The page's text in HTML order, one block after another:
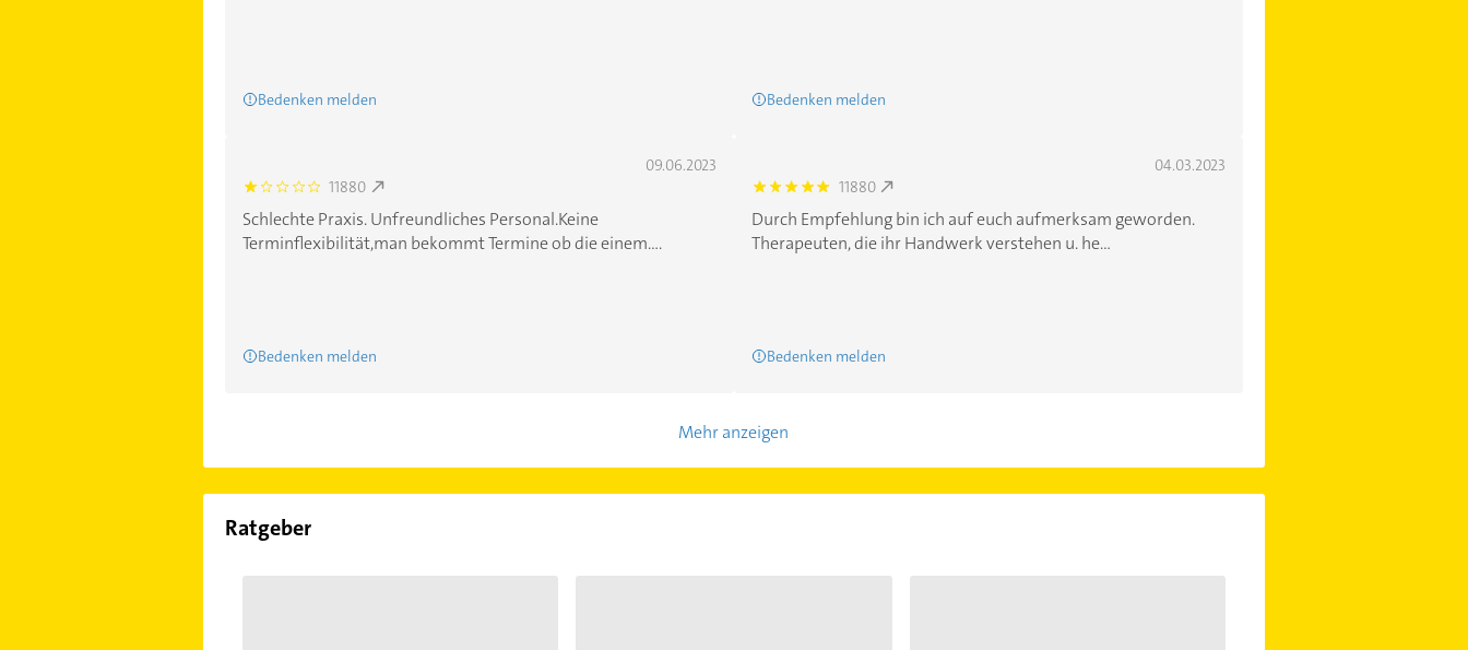
Bedenken melden Bedenken melden
09.06.2023
1.0 11880
Schlechte Praxis. Unfreundliches Personal.Keine
Terminflexibilität,man bekommt Termine ob die einem....
Bedenken melden
04.03.2023
5.0 11880
Durch Empfehlung bin ich auf euch aufmerksam geworden.
Therapeuten, die ihr Handwerk verstehen u. he...
Bedenken melden
Mehr anzeigen
Ratgeber